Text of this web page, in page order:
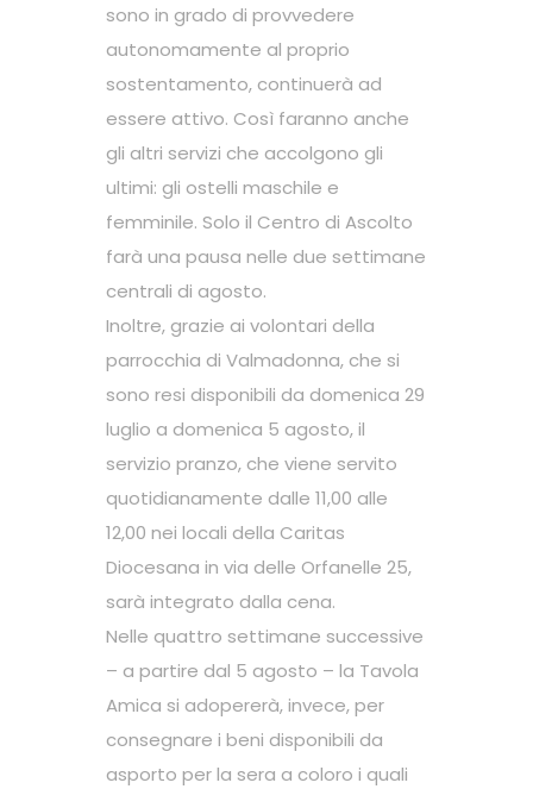
sono in grado di provvedere
autonomamente al proprio
sostentamento, continuerà ad
essere attivo. Così faranno anche
gli altri servizi che accolgono gli
ultimi: gli ostelli maschile e
femminile. Solo il Centro di Ascolto
farà una pausa nelle due settimane
centrali di agosto.
Inoltre, grazie ai volontari della
parrocchia di Valmadonna, che si
sono resi disponibili da domenica 29
luglio a domenica 5 agosto, il
servizio pranzo, che viene servito
quotidianamente dalle 11,00 alle
12,00 nei locali della Caritas
Diocesana in via delle Orfanelle 25,
sarà integrato dalla cena.
Nelle quattro settimane successive
– a partire dal 5 agosto – la Tavola
Amica si adopererà, invece, per
consegnare i beni disponibili da
asporto per la sera a coloro i quali